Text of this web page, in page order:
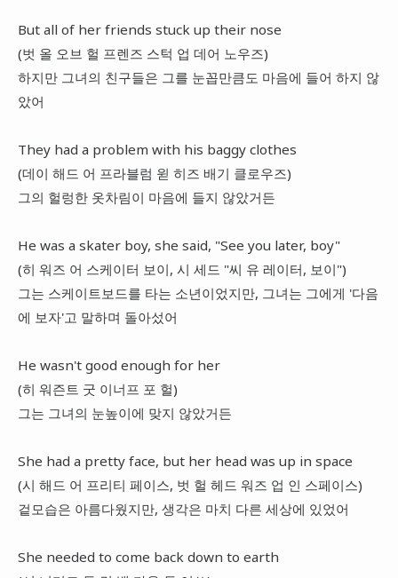
But all of her friends stuck up their nose
(벗 올 오브 헐 프렌즈 스턱 업 데어 노우즈)
하지만 그녀의 친구들은 그를 눈꼽만큼도 마음에 들어 하지 않
았어
They had a problem with his baggy clothes
(데이 해드 어 프라블럼 윋 히즈 배기 클로우즈)
그의 헐렁한 옷차림이 마음에 들지 않았거든
He was a skater boy, she said, "See you later, boy"
(히 워즈 어 스케이터 보이, 시 세드 "씨 유 레이터, 보이")
그는 스케이트보드를 타는 소년이었지만, 그녀는 그에게 '다음
에 보자'고 말하며 돌아섰어
He wasn't good enough for her
(히 워즌트 굿 이너프 포 헐)
그는 그녀의 눈높이에 맞지 않았거든
She had a pretty face, but her head was up in space
(시 해드 어 프리티 페이스, 벗 헐 헤드 워즈 업 인 스페이스)
겉모습은 아름다웠지만, 생각은 마치 다른 세상에 있었어
She needed to come back down to earth